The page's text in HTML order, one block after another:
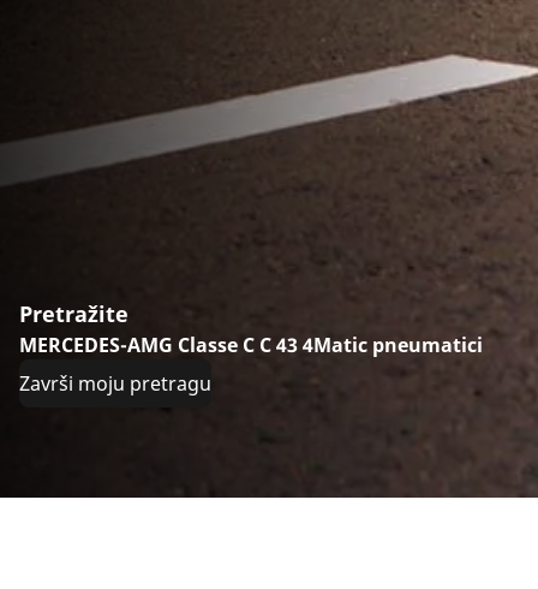
Pretražite
MERCEDES-AMG Classe C C 43 4Matic pneumatici
Završi moju pretragu